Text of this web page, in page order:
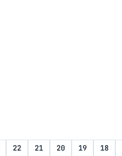
22 21 20 19 18